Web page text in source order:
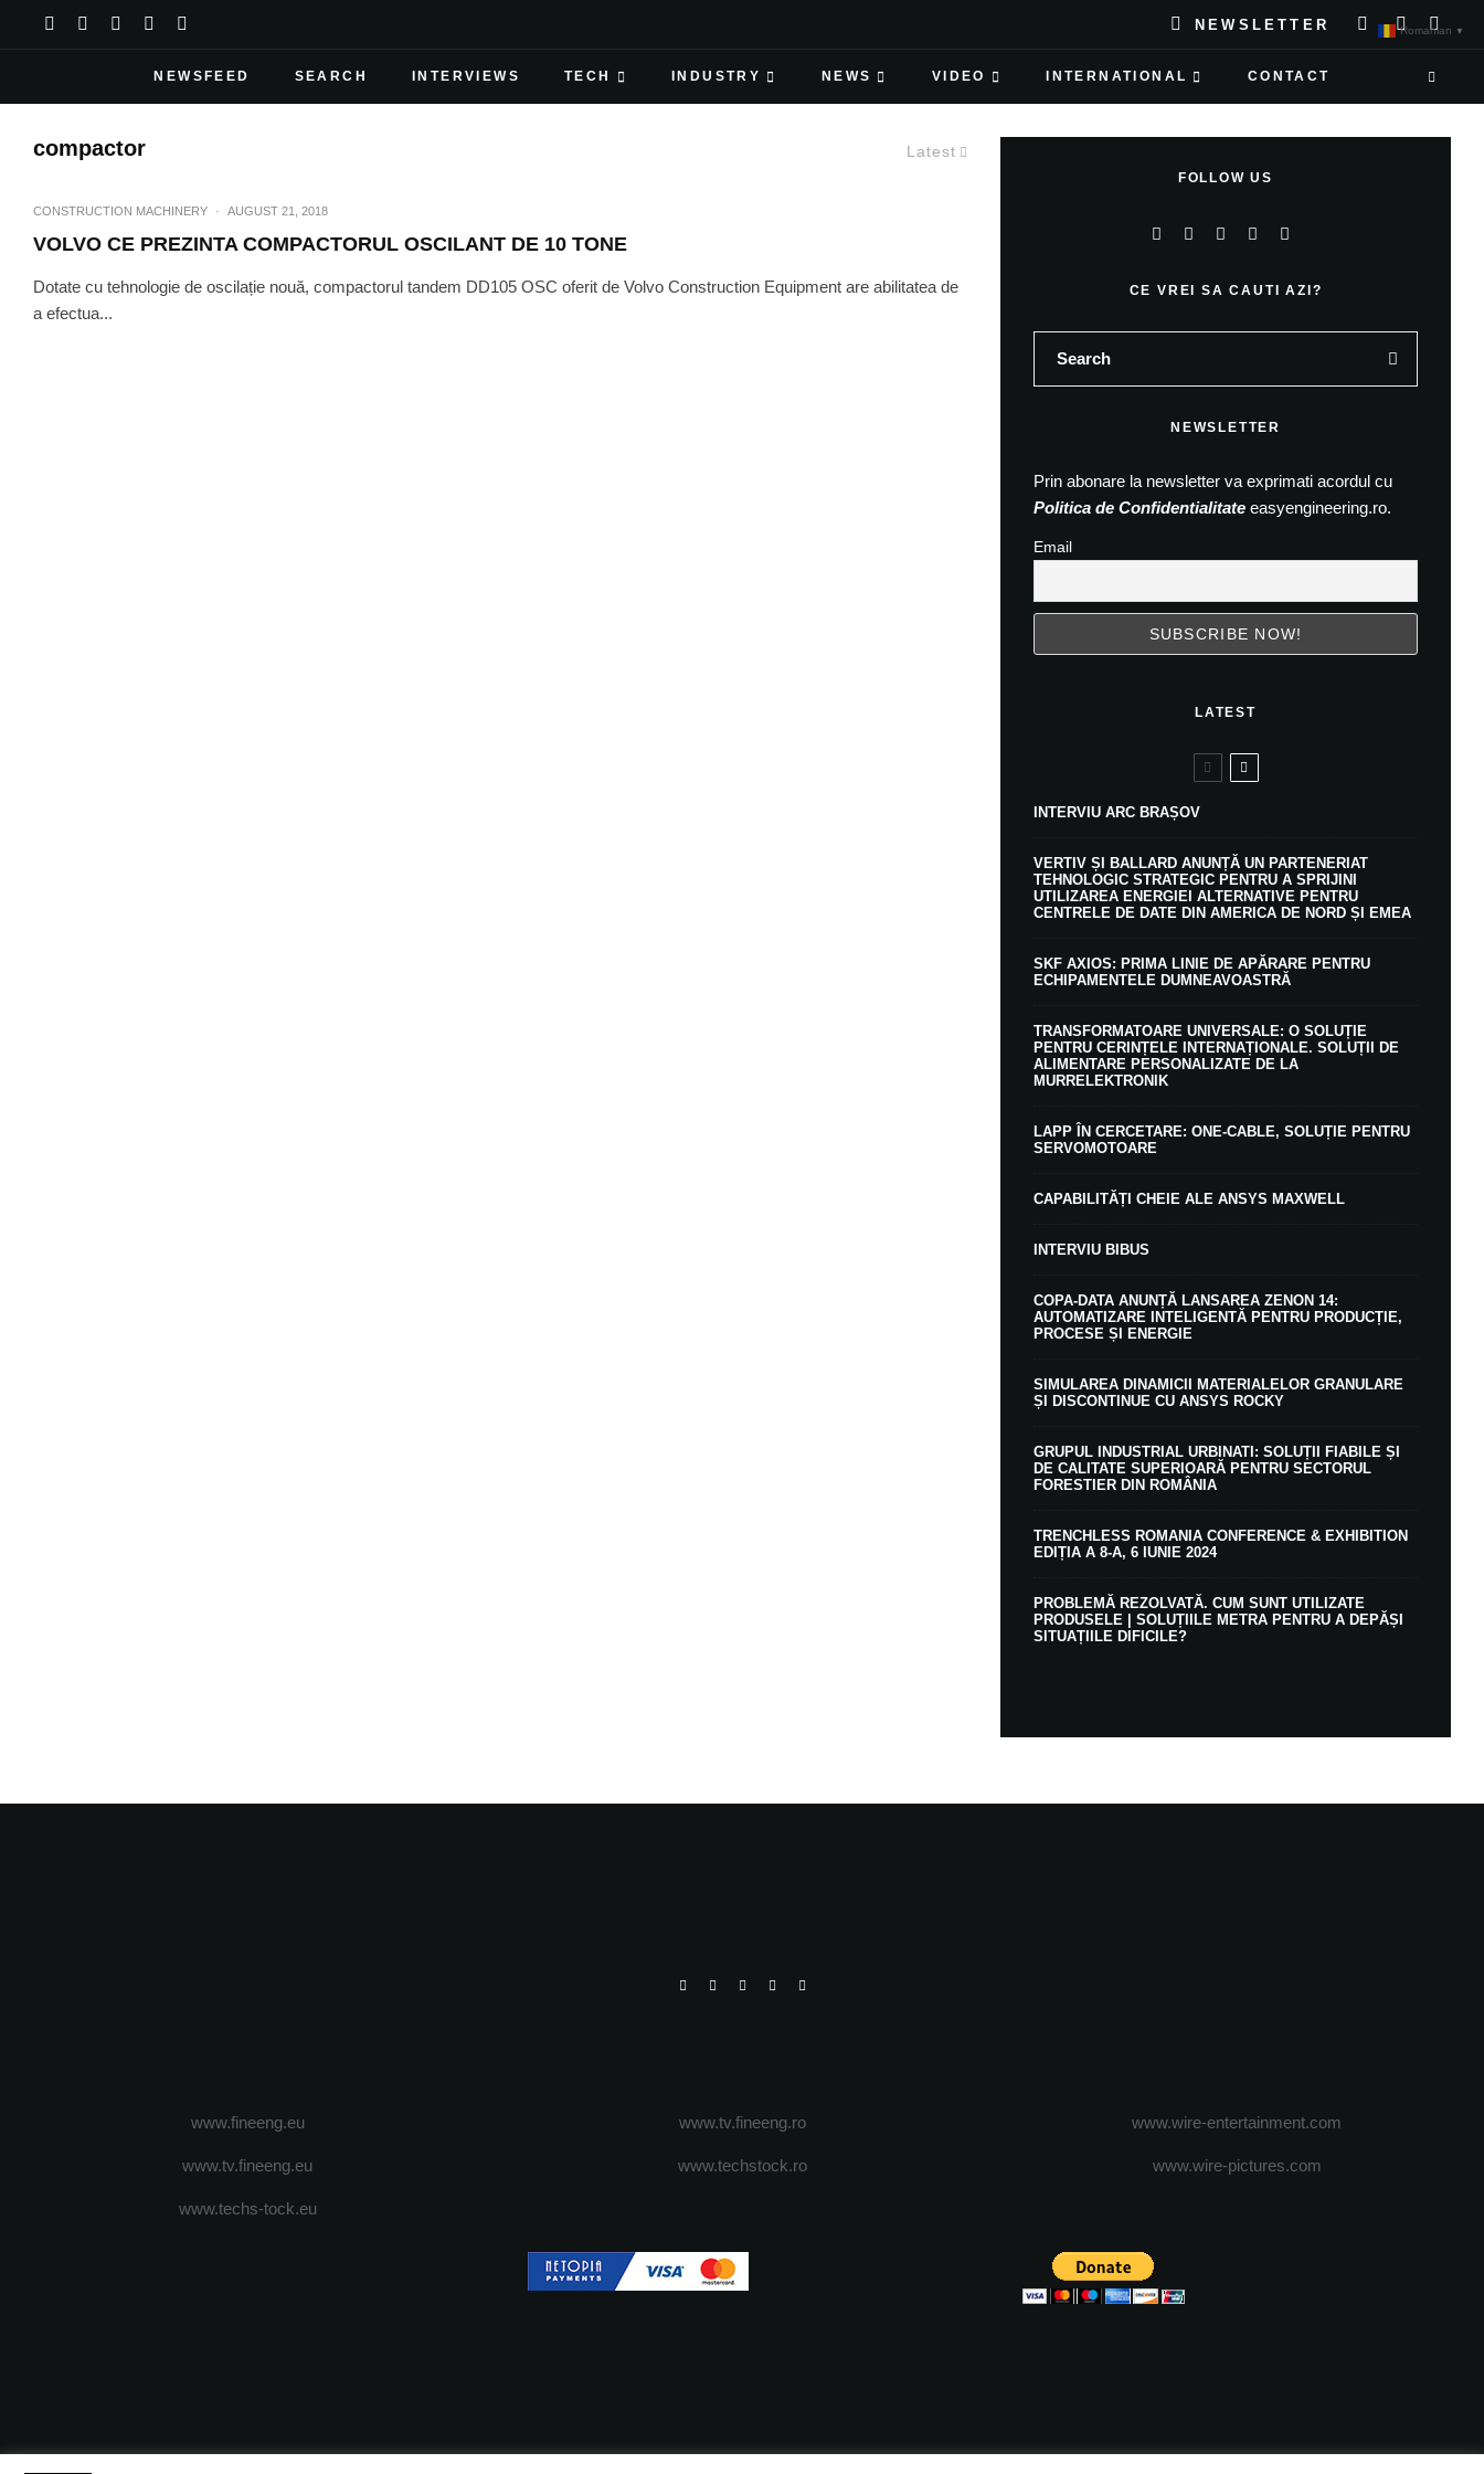
NEWSLETTER
NEWSFEED SEARCH INTERVIEWS TECH INDUSTRY NEWS VIDEO INTERNATIONAL CONTACT
Latest
compactor
CONSTRUCTION MACHINERY · AUGUST 21, 2018
VOLVO CE PREZINTA COMPACTORUL OSCILANT DE 10 TONE
Dotate cu tehnologie de oscilație nouă, compactorul tandem DD105 OSC oferit de Volvo Construction Equipment are abilitatea de
a efectua...
FOLLOW US
CE VREI SA CAUTI AZI?
NEWSLETTER
Prin abonare la newsletter va exprimati acordul cu
Politica de Confidentialitate easyengineering.ro.
Email
LATEST
INTERVIU ARC BRAȘOV
VERTIV ȘI BALLARD ANUNȚĂ UN PARTENERIAT
TEHNOLOGIC STRATEGIC PENTRU A SPRIJINI
UTILIZAREA ENERGIEI ALTERNATIVE PENTRU
CENTRELE DE DATE DIN AMERICA DE NORD ȘI EMEA
SKF AXIOS: PRIMA LINIE DE APĂRARE PENTRU
ECHIPAMENTELE DUMNEAVOASTRĂ
TRANSFORMATOARE UNIVERSALE: O SOLUȚIE
PENTRU CERINȚELE INTERNAȚIONALE. SOLUȚII DE
ALIMENTARE PERSONALIZATE DE LA
MURRELEKTRONIK
LAPP ÎN CERCETARE: ONE-CABLE, SOLUȚIE PENTRU
SERVOMOTOARE
CAPABILITĂȚI CHEIE ALE ANSYS MAXWELL
INTERVIU BIBUS
COPA-DATA ANUNȚĂ LANSAREA ZENON 14:
AUTOMATIZARE INTELIGENTĂ PENTRU PRODUCȚIE,
PROCESE ȘI ENERGIE
SIMULAREA DINAMICII MATERIALELOR GRANULARE
ȘI DISCONTINUE CU ANSYS ROCKY
GRUPUL INDUSTRIAL URBINATI: SOLUȚII FIABILE ȘI
DE CALITATE SUPERIOARĂ PENTRU SECTORUL
FORESTIER DIN ROMÂNIA
TRENCHLESS ROMANIA CONFERENCE & EXHIBITION
EDIȚIA A 8-A, 6 IUNIE 2024
PROBLEMĂ REZOLVATĂ. CUM SUNT UTILIZATE
PRODUSELE | SOLUȚIILE METRA PENTRU A DEPĂȘI
SITUAȚIILE DIFICILE?
www.fineeng.eu
www.tv.fineeng.eu
www.techs-tock.eu
www.tv.fineeng.ro
www.techstock.ro
www.wire-entertainment.com
www.wire-pictures.com
Romanian ▼